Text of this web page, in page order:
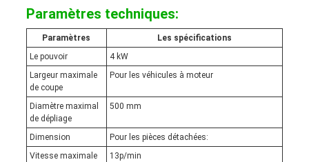
Paramètres techniques:
Paramètres
Les spécifications
Le pouvoir
4 kW
Largeur maximale
de coupe
Pour les véhicules à moteur
Diamètre maximal
de dépliage
500 mm
Dimension
Pour les pièces détachées:
Vitesse maximale
13p/min